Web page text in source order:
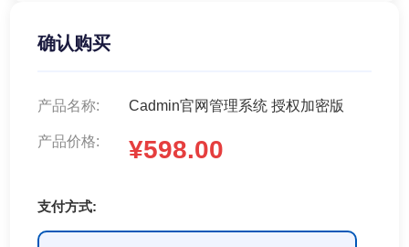
确认购买
产品名称: Cadmin官网管理系统 授权加密版
产品价格: ¥598.00
支付方式: